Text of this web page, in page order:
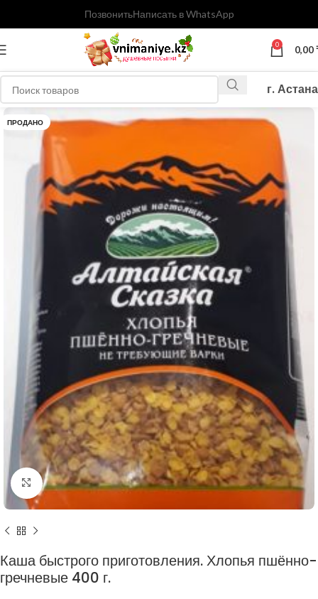
ПозвонитьНаписать в WhatsApp
0 0,00
г. Астана
ПРОДАНО
Нажмите, чтобы увеличить
Каша быстрого приготовления. Хлопья пшённо-
гречневые 400 г.